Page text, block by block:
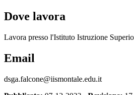
Dove lavora
Lavora presso l'Istituto Istruzione
Email
dsga.falcone@iismontale.edu.it